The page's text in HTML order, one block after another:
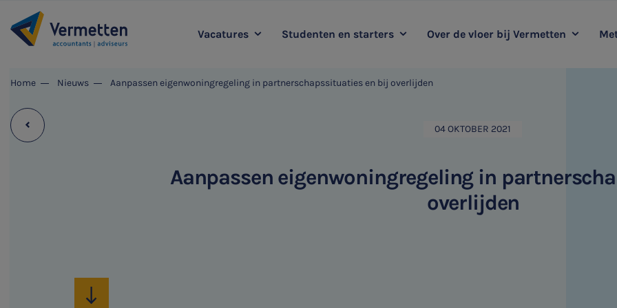
|
Vacatures Studenten en starters Over de vloer bij Vermetten
Home Nieuws Aanpassen eigenwoningregeling in partnerschapssituaties en bij overlijden
04 OKTOBER 2021
Aanpassen eigenwoningregeling in
overlijden